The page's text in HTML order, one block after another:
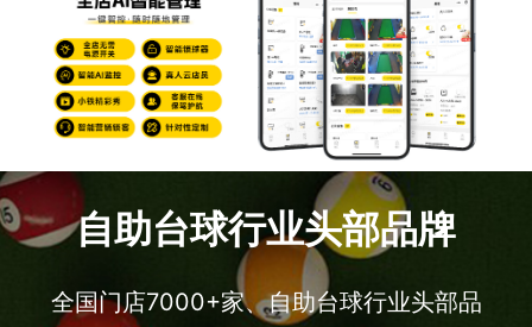
自助台球行业头部品牌
全国门店7000+家、自助台球行业头部品